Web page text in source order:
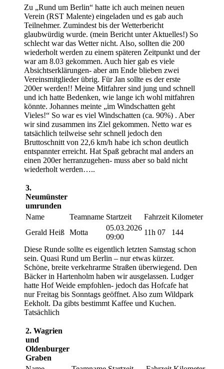
Zu „Rund um Berlin“ hatte ich auch meinen neuen
Verein (RST Malente) eingeladen und es gab auch
Teilnehmer. Zumindest bis der Wetterbericht
glaubwürdig wurde. (mein Bericht unter Aktuelles!) So
schlecht war das Wetter nicht. Also, sollten die 200
wiederholt werden zu einem späteren Zeitpunkt und der
war am 8.03 gekommen. Auch hier gab es viele
Absichtserklärungen- aber am Ende blieben zwei
Vereinsmitglieder übrig. Für Jan sollte es der erste
200er werden!! Meine Mitfahrer sind jung und schnell
und ich hatte Bedenken, wie lange ich wohl mitfahren
könnte. Johannes meinte „im Windschatten geht
Vieles!“ So war es viel Windschatten (ca. 90%) . Aber
wir sind zusammen ins Ziel gekommen. Netto war es
tatsächlich teilweise sehr schnell jedoch den
Bruttoschnitt von 22,6 km/h habe ich schon deutlich
entspannter erreicht. Hat Spaß gebracht mal anders an
einen 200er herranzugehen- muss aber so bald nicht
wiederholt werden…..
3.
Neumünster
umrunden
Name
Teamname Startzeit Fahrzeit Kilometer
Gerald Heiß Motta
05.03.2026
09:00
11h 07
144
Diese Runde sollte es eigentlich letzten Samstag schon
sein. Quasi Rund um Berlin – nur etwas kürzer.
Schöne, breite verkehrarme Straßen überwiegend. Den
Bäcker in Hartenholm haben wir ausgelassen. Ludger
hatte Hof Weide empfohlen- jedoch das Hofcafe hat
nur Freitag bis Sonntags geöffnet. Also zum Wildpark
Eekholt. Da gibts bestimmt Kaffee und Kuchen.
Tatsächlich
2. Wagrien
und
Oldenburger
Graben